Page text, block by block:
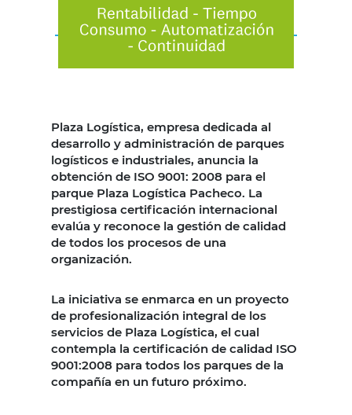
Plaza Logística, empresa dedicada al
desarrollo y administración de parques
logísticos e industriales, anuncia la
obtención de ISO 9001: 2008 para el
parque Plaza Logística Pacheco. La
prestigiosa certificación internacional
evalúa y reconoce la gestión de calidad
de todos los procesos de una
organización.
La iniciativa se enmarca en un proyecto
de profesionalización integral de los
servicios de Plaza Logística, el cual
contempla la certificación de calidad ISO
9001:2008 para todos los parques de la
compañía en un futuro próximo.